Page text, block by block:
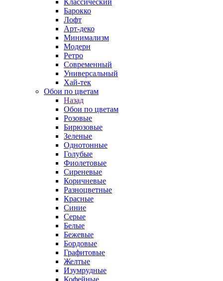
Классический
Барокко
Лофт
Арт-деко
Минимализм
Модерн
Ретро
Современный
Универсальный
Хай-тек
Обои по цветам
Назад
Обои по цветам
Розовые
Бирюзовые
Зеленые
Однотонные
Голубые
Фиолетовые
Сиреневые
Коричневые
Разноцветные
Красные
Синие
Серые
Белые
Бежевые
Бордовые
Графитовые
Желтые
Изумрудные